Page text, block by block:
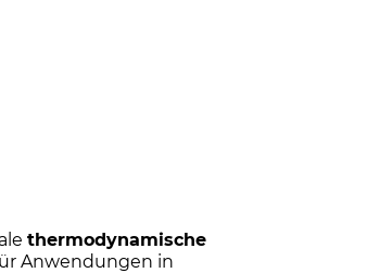
thermodynamische
Anwendungen in